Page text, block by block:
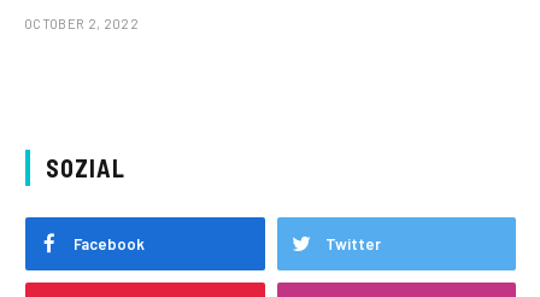
OCTOBER 2, 2022
SOZIAL
Facebook Twitter